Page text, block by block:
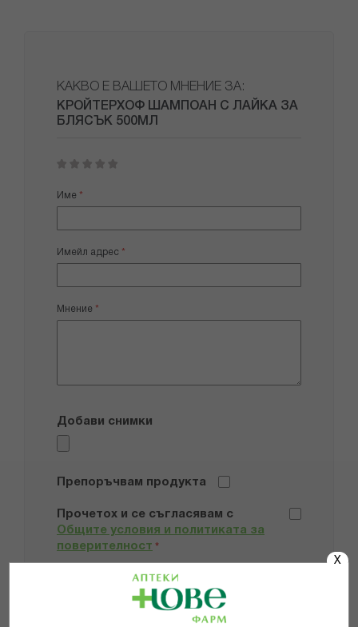
X
КАКВО Е ВАШЕТО МНЕНИЕ ЗА:
КРОЙТЕРХОФ ШАМПОАН С ЛАЙКА ЗА
БЛЯСЪК 500МЛ
star
stars
stars
stars
stars
Име
Имейл адрес
Мнение
Добави снимки
Препоръчвам продукта
Прочетох и се съгласявам с
Общите условия и политиката за
поверителност *
ИЗПРАТИ